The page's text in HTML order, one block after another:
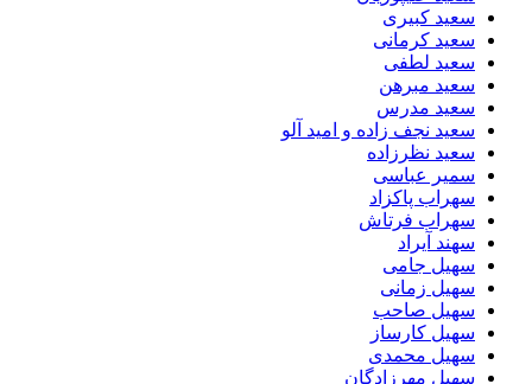
سعید کبیری
سعید کرمانی
سعید لطفی
سعید مبرهن
سعید مدرس
سعید نجف زاده و امید آلو
سعید نظرزاده
سمیر عباسی
سهراب پاکزاد
سهراب فرتاش
سهند آیراد
سهیل جامی
سهیل زمانی
سهیل صاحب
سهیل کارساز
سهیل محمدی
سهیل مهرزادگان